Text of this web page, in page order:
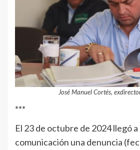
José Manuel Cortés,
***
El 23 de octubre de 2024 llegó a
comunicación una denuncia